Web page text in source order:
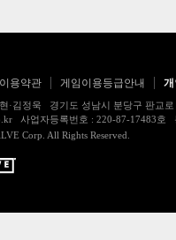
이용약관 게임이용등급안내
·김정욱 경기도 성남시 분당구 판교
사업자등록번호 : 220-87-17483
Corp. All Rights Reserved.